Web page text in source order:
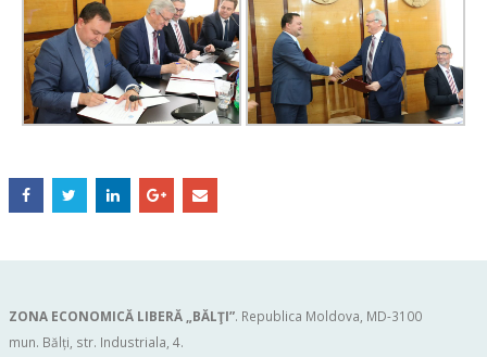
ZONA ECONOMICĂ LIBERĂ „BĂLŢI”. Republica Moldova, MD-3100
mun. Bălți, str. Industriala, 4.